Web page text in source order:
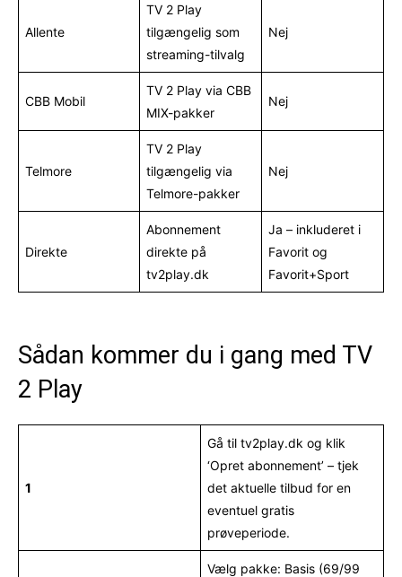
Allente
TV 2 Play
tilgængelig som
streaming-tilvalg
Nej
CBB Mobil
TV 2 Play via CBB
MIX-pakker
Nej
Telmore
TV 2 Play
tilgængelig via
Telmore-pakker
Nej
Direkte
Abonnement
direkte på
tv2play.dk
Ja – inkluderet i
Favorit og
Favorit+Sport
Sådan kommer du i gang med TV
2 Play
1
Gå til tv2play.dk og klik
‘Opret abonnement’ – tjek
det aktuelle tilbud for en
eventuel gratis
prøveperiode.
Vælg pakke: Basis (69/99